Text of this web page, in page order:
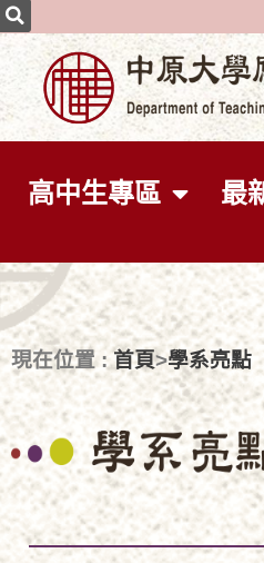
高中生專區 最
現在位置 :首頁>學系亮點